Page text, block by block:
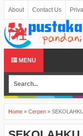
About Contact Us
MENU
Home » Cerpen »